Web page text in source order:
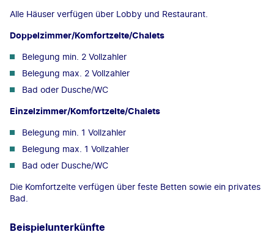
Alle Häuser verfügen über Lobby und Restaurant.
Doppelzimmer/Komfortzelte/Chalets
Belegung min. 2 Vollzahler
Belegung max. 2 Vollzahler
Bad oder Dusche/WC
Einzelzimmer/Komfortzelte/Chalets
Belegung min. 1 Vollzahler
Belegung max. 1 Vollzahler
Bad oder Dusche/WC
Die Komfortzelte verfügen über feste Betten sowie ein privates
Bad.
Beispielunterkünfte